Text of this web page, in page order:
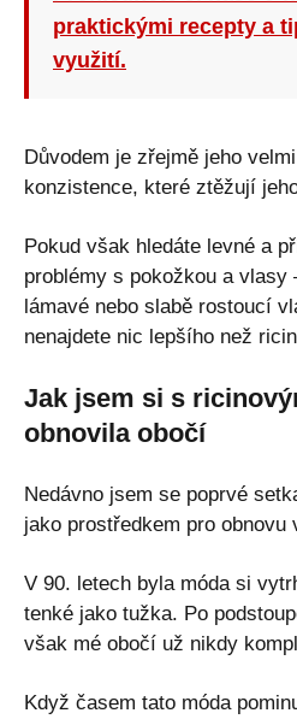
praktickými recepty a
využití.
Důvodem je zřejmě jeho
konzistence, které ztěžují
Pokud však hledáte levné a
problémy s pokožkou a vlasy
lámavé nebo slabě rostoucí
nenajdete nic lepšího než
Jak jsem si s
obnovila obočí
Nedávno jsem se poprvé
jako prostředkem pro obnovu
V 90. letech byla móda si
tenké jako tužka. Po
však mé obočí už nikdy
Když časem tato móda